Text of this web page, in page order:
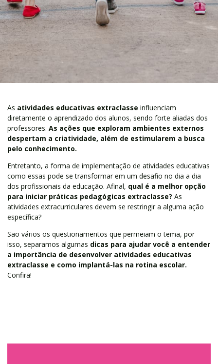
As atividades educativas extraclasse influenciam
diretamente o aprendizado dos alunos, sendo forte aliadas dos
professores. As ações que exploram ambientes externos
despertam a criatividade, além de estimularem a busca
pelo conhecimento.
Entretanto, a forma de implementação de atividades educativas
como essas pode se transformar em um desafio no dia a dia
dos profissionais da educação. Afinal, qual é a melhor opção
para iniciar práticas pedagógicas extraclasse? As
atividades extracurriculares devem se restringir a alguma ação
específica?
São vários os questionamentos que permeiam o tema, por
isso, separamos algumas dicas para ajudar você a entender
a importância de desenvolver atividades educativas
extraclasse e como implantá-las na rotina escolar.
Confira!